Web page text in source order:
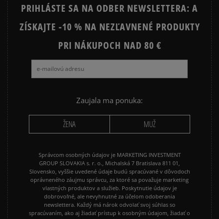
Ako zhromažďujeme recenzie?
Recenzie zákazníkov
PRIHLÁSTE SA NA ODBER NEWSLETTERA: A
ZÍSKAJTE -10 % NA NEZĽAVNENÉ PRODUKTY
PRI NÁKUPOCH NAD 80 €
Zaujala ma ponuka:
ŽENA MUŽ
Správcom osobných údajov je MARKETING INVESTMENT
GROUP SLOVAKIA s. r. o., Michalská 7 Bratislava 811 01,
Slovensko, vyššie uvedené údaje budú spracúvané v dôvodoch
oprávneného záujmu správcu, za ktoré sa považuje marketing
vlastných produktov a služieb. Poskytnutie údajov je
dobrovoľné, ale nevyhnutné za účelom odoberania
newslettera. Každý má nárok odvolať svoj súhlas so
spracúvaním, ako aj žiadať prístup k osobným údajom, žiadať o